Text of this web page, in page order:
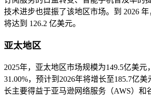
技术进步也提振了该地区市场。到 2026
将达到 126.2 亿美元。
亚太地区
2025年，亚太地区市场规模为149.5亿美元
31.00%，预计到2026年将增长至185.7亿
长主要得益于亚马逊网络服务（AWS）和